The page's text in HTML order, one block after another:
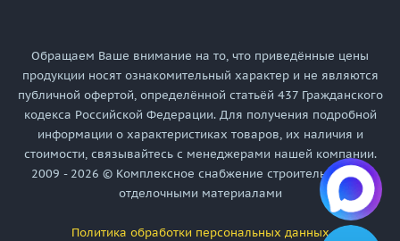
Обращаем Ваше внимание на то, что приведённые цены
продукции носят ознакомительный характер и не являются
публичной офертой, определённой статьёй 437 Гражданского
кодекса Российской Федерации. Для получения подробной
информации о характеристиках товаров, их наличия и
стоимости, связывайтесь с менеджерами нашей компании.
2009 - 2026 © Комплексное снабжение строительными и
отделочными материалами
Политика обработки персональных данных